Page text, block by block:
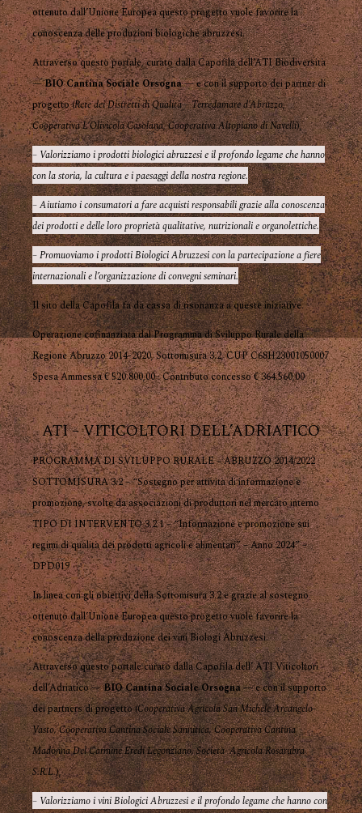
ottenuto dall’Unione Europea questo progetto vuole favorire la
conoscenza delle produzioni biologiche abruzzesi.
Attraverso questo portale, curato dalla Capofila dell’ATI Biodiversità
—BIO Cantina Sociale Orsogna— e con il supporto dei partner di
progetto (Rete dei Distretti di Qualità – Terredamare d’Abruzzo,
Cooperativa L’Olivicola Casolana,Cooperativa Altopiano di Navelli),
– Valorizziamo i prodotti biologici abruzzesi e il profondo legame che hanno
con la storia, la cultura e i paesaggi della nostra regione.
– Aiutiamo i consumatori a fare acquisti responsabili grazie alla conoscenza
dei prodotti e delle loro proprietà qualitative, nutrizionali e organolettiche.
– Promuoviamo i prodotti Biologici Abruzzesi con la partecipazione a fiere
internazionali e l’organizzazione di convegni seminari.
Il sito della Capofila fa da cassa di risonanza a queste iniziative.
Operazione cofinanziata dal Programma di Sviluppo Rurale della
Regione Abruzzo 2014-2020, Sottomisura 3.2, CUP C68H23001050007
Spesa Ammessa € 520.800,00– Contributo concesso € 364.560,00
ATI – VITICOLTORI DELL’ADRIATICO
PROGRAMMA DI SVILUPPO RURALE – ABRUZZO 2014/2022
SOTTOMISURA 3.2 – “Sostegno per attività di informazione e
promozione, svolte da associazioni di produttori nel mercato interno
TIPO DI INTERVENTO 3.2.1 – “Informazione e promozione sui
regimi di qualità dei prodotti agricoli e alimentari” – Anno 2024” –
DPD019
In linea con gli obiettivi della Sottomisura 3.2 e grazie al sostegno
ottenuto dall’Unione Europea questo progetto vuole favorire la
conoscenza della produzione dei vini Biologi Abruzzesi.
Attraverso questo portale curato dalla Capofila dell’ ATI Viticoltori
dell’Adriatico —BIO Cantina Sociale Orsogna— e con il supporto
dei partners di progetto (Cooperativa Agricola San Michele Arcangelo-
Vasto, Cooperativa Cantina Sociale Sannitica, Cooperativa Cantina
Madonna Del Carmine Eredi Legonziano, Società Agricola Rosarubra
S.R.L.),
– Valorizziamo i vini Biologici Abruzzesi e il profondo legame che hanno con